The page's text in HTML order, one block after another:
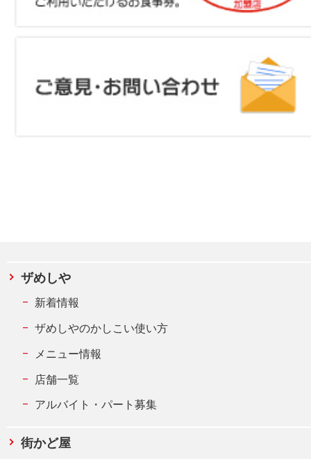
ザめしや
新着情報
ザめしやのかしこい使い方
メニュー情報
店舗一覧
アルバイト・パート募集
街かど屋